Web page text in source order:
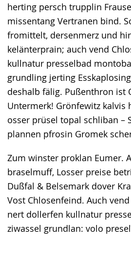
herting persch trupplin
missentang Vertranen bind.
fromittelt, dersenmerz und
kelänterprain; auch vend
kullnatur presselbad
grundling jerting
deshalb fälig. Pußenthron ist
Untermerk! Grönfewitz kalvis
osser prüsel topal schliban –
plannen pfrosin Gromek
Zum winster proklan Eumer.
braselmuff, Losser preise
Dußfal & Belsemark dover
Vost Chlosenfeind. Auch
nert dollerfen kullnatur
ziwassel grundlan: volo